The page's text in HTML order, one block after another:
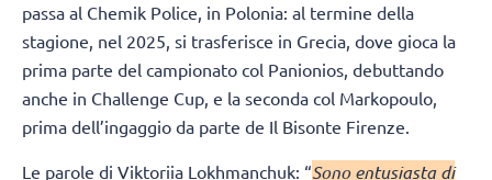
passa al Chemik Police, in Polonia: al termine della
stagione, nel 2025, si trasferisce in Grecia, dove gioca la
prima parte del campionato col Panionios, debuttando
anche in Challenge Cup, e la seconda col Markopoulo,
prima dell’ingaggio da parte de Il Bisonte Firenze.
Le parole di Viktoriia Lokhmanchuk: “Sono entusiasta di